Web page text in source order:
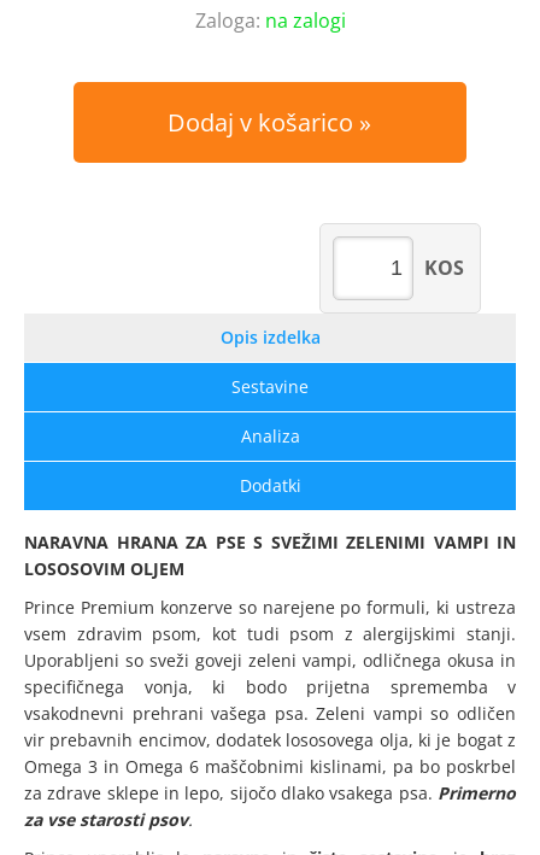
Zaloga: na zalogi
Dodaj v košarico
KOS
Opis izdelka
Sestavine
Analiza
Dodatki
NARAVNA HRANA ZA PSE S SVEŽIMI ZELENIMI VAMPI IN
LOSOSOVIM OLJEM
Prince Premium konzerve so narejene po formuli, ki ustreza
vsem zdravim psom, kot tudi psom z alergijskimi stanji.
Uporabljeni so sveži goveji zeleni vampi, odličnega okusa in
specifičnega vonja, ki bodo prijetna sprememba v
vsakodnevni prehrani vašega psa. Zeleni vampi so odličen
vir prebavnih encimov, dodatek lososovega olja, ki je bogat z
Omega 3 in Omega 6 maščobnimi kislinami, pa bo poskrbel
za zdrave sklepe in lepo, sijočo dlako vsakega psa. Primerno
za vse starosti psov.